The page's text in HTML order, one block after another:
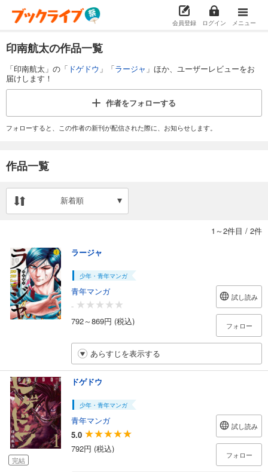
会員登録 ログイン メニュー
印南航太の作品一覧
「印南航太」の「 ドゲドウ 」「ラージャ 」ほか、ユーザーレビューをお
届けします！
作者をフォローする
フォローすると、この作者の新刊が配信された際に、お知らせします。
作品一覧
新着順
1～2件目 / 2件
ラージャ
少年・青年マンガ
青年マンガ
-
792～869円 (税込)
試し読み
フォロー
あらすじを表示する
完結
ドゲドウ
少年・青年マンガ
青年マンガ
5.0
792円 (税込)
試し読み
フォロー